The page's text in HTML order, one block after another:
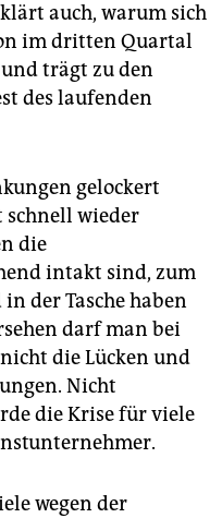
auch, warum sich
im dritten Quartal
trägt zu den
des laufenden
gelockert
schnell wieder
die
intakt sind, zum
der Tasche haben
darf man bei
die Lücken und
Nicht
die Krise für viele
wegen der